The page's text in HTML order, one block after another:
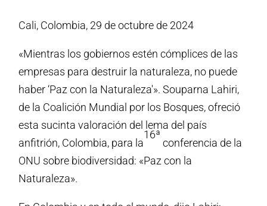
Cali, Colombia, 29 de octubre de 2024
«Mientras los gobiernos estén cómplices de las
empresas para destruir la naturaleza, no puede
haber ‘Paz con la Naturaleza'». Souparna Lahiri,
de la Coalición Mundial por los Bosques, ofreció
esta sucinta valoración del lema del país
anfitrión, Colombia, para la
16ª
conferencia de la
ONU sobre biodiversidad: «Paz con la
Naturaleza».